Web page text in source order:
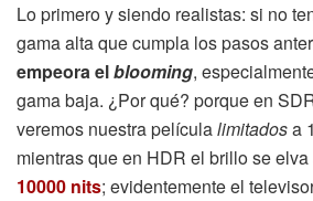
Lo primero y siendo realistas: si no
gama alta que cumpla los pasos
empeora elblooming,
gama baja. ¿Por qué? porque en
veremos nuestra películalimitadosa
mientras que en HDR el brillo se
10000 nits; evidentemente el